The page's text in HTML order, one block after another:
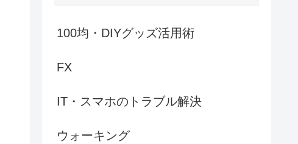
100均・DIYグッズ活用術
FX
IT・スマホのトラブル解決
ウォーキング